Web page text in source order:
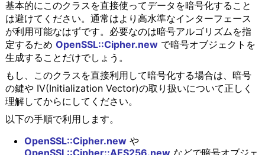
基本的にこのクラスを直接使ってデータを暗号化すること
は避けてください。通常はより高水準なインターフェース
が利用可能なはずです。必要なのは暗号アルゴリズムを指
定するため OpenSSL::Cipher.newで暗号オブジェクトを
生成することだけでしょう。
もし、このクラスを直接利用して暗号化する場合は、暗号
の鍵や IV(Initialization Vector)の取り扱いについて正しく
理解してからにしてください。
以下の手順で利用します。
OpenSSL::Cipher.newや